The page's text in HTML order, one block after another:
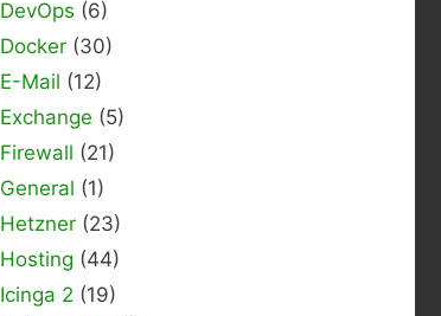
DevOps (6)
Docker (30)
E-Mail (12)
Exchange (5)
Firewall (21)
General (1)
Hetzner (23)
Hosting (44)
Icinga 2 (19)